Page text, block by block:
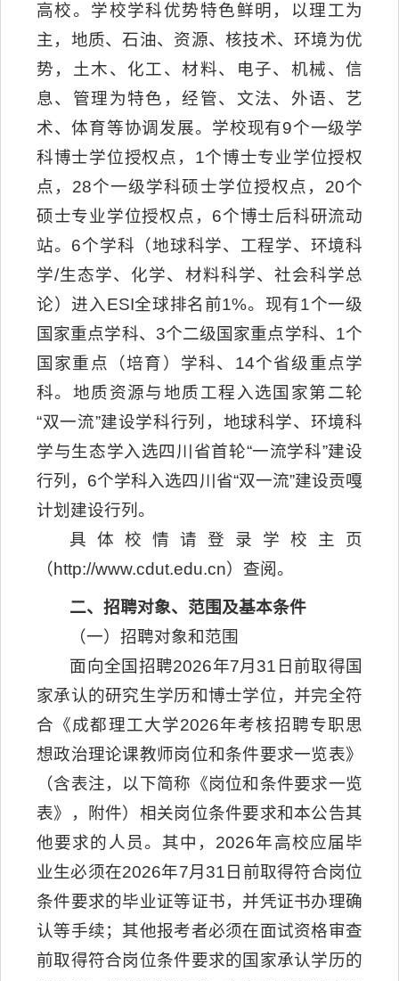
高校。学校学科优势特色鲜明，以理工为
主，地质、石油、资源、核技术、环境为优
势，土木、化工、材料、电子、机械、信
息、管理为特色，经管、文法、外语、艺
术、体育等协调发展。学校现有9个一级学
科博士学位授权点，1个博士专业学位授权
点，28个一级学科硕士学位授权点，20个
硕士专业学位授权点，6个博士后科研流动
站。6个学科（地球科学、工程学、环境科
学/生态学、化学、材料科学、社会科学总
论）进入ESI全球排名前1%。现有1个一级
国家重点学科、3个二级国家重点学科、1个
国家重点（培育）学科、14个省级重点学
科。地质资源与地质工程入选国家第二轮
“双一流”建设学科行列，地球科学、环境科
学与生态学入选四川省首轮“一流学科”建设
行列，6个学科入选四川省“双一流”建设贡嘎
计划建设行列。
具体校情请登录学校主页
（http://www.cdut.edu.cn）查阅。
二、招聘对象、范围及基本条件
（一）招聘对象和范围
面向全国招聘2026年7月31日前取得国
家承认的研究生学历和博士学位，并完全符
合《成都理工大学2026年考核招聘专职思
想政治理论课教师岗位和条件要求一览表》
（含表注，以下简称《岗位和条件要求一览
表》，附件）相关岗位条件要求和本公告其
他要求的人员。其中，2026年高校应届毕
业生必须在2026年7月31日前取得符合岗位
条件要求的毕业证等证书，并凭证书办理确
认等手续；其他报考者必须在面试资格审查
前取得符合岗位条件要求的国家承认学历的